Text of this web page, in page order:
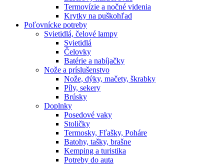
Termovízie a nočné videnia
Krytky na puškohľad
Poľovnícke potreby
Svietidlá, čelové lampy
Svietidlá
Čelovky
Batérie a nabíjačky
Nože a príslušenstvo
Nože, dýky, mačety, škrabky
Píly, sekery
Brúsky
Doplnky
Posedové vaky
Stoličky
Termosky, Fľašky, Poháre
Batohy, tašky, brašne
Kemping a turistika
Potreby do auta